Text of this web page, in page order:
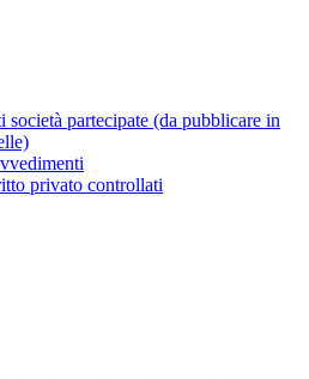
società partecipate (da pubblicare in
privato controllati